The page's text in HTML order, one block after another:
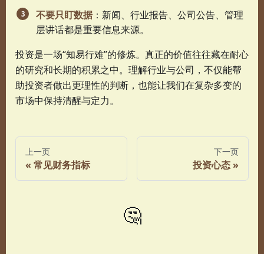
不要只盯数据 ：新闻、行业报告、公司公告、管理
层讲话都是重要信息来源。
投资是一场“知易行难”的修炼。真正的价值往往藏在耐心
的研究和长期的积累之中。理解行业与公司，不仅能帮
助投资者做出更理性的判断，也能让我们在复杂多变的
市场中保持清醒与定力。
上一页
常见财务指标
下一页
投资心态
🤔